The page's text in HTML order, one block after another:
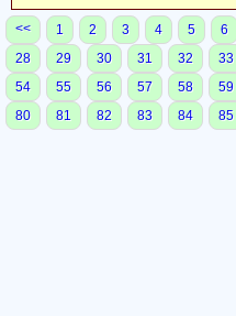
<< 1 2 3 4 5 6
28
29 30 31 32 33
54
55 56 57 58 59
80
81 82 83 84 85